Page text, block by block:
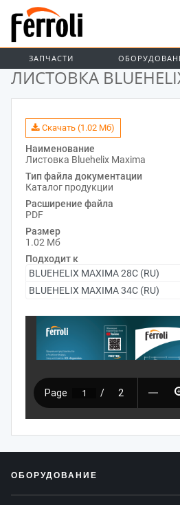
ЗАПЧАСТИ
ДОКУМЕНТАЦИЯ
ЛИСТОВКА
Скачать (1.02 Мб)
Наименование
Листовка Bluehelix Maxima
Тип файла документации
Каталог продукции
Расширение файла
PDF
Размер
1.02 Мб
Подходит к
BLUEHELIX MAXIMA 28C (RU)
BLUEHELIX MAXIMA 34C (RU)
ОБОРУДОВАНИЕ